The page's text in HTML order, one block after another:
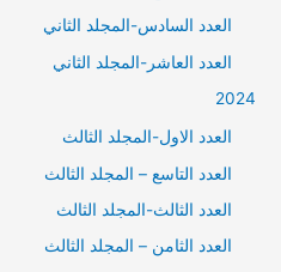
العدد السادس-المجلد الثاني
العدد العاشر-المجلد الثاني
2024
العدد الاول-المجلد الثالث
العدد التاسع – المجلد الثالث
العدد الثالث-المجلد الثالث
العدد الثامن – المجلد الثالث